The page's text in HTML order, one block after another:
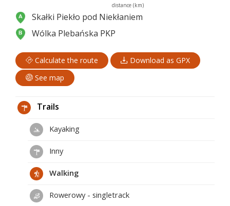
distance (km)
Skałki Piekło pod Niekłaniem
Wólka Plebańska PKP
Calculate the route
Download as GPX
See map
Trails
Kayaking
Inny
Walking
Rowerowy - singletrack